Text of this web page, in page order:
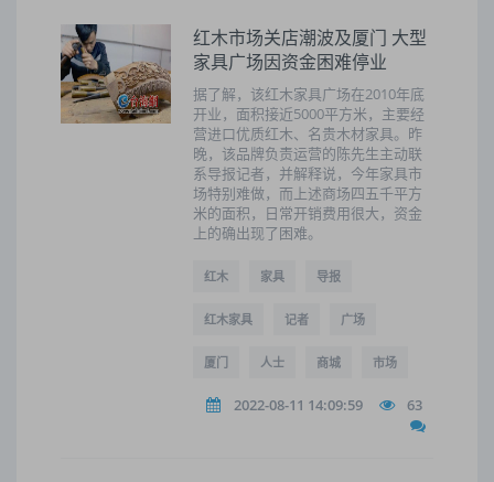
红木市场关店潮波及厦门 大型
家具广场因资金困难停业
据了解，该红木家具广场在2010年底
开业，面积接近5000平方米，主要经
营进口优质红木、名贵木材家具。昨
晚，该品牌负责运营的陈先生主动联
系导报记者，并解释说，今年家具市
场特别难做，而上述商场四五千平方
米的面积，日常开销费用很大，资金
上的确出现了困难。
红木 家具 导报
红木家具 记者 广场
厦门 人士 商城 市场
2022-08-11 14:09:59 63